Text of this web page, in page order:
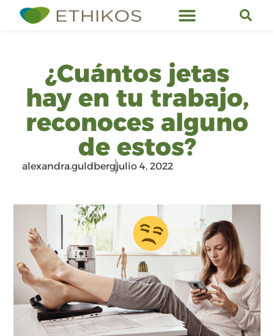
¿Cuántos jetas
hay en tu trabajo,
reconoces alguno
de estos?
alexandra.guldbergjulio 4, 2022